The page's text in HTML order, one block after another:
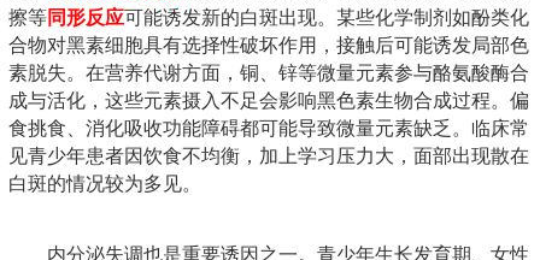
擦等同形反应可能诱发新的白斑出现。某些化学制剂如酚类化
合物对黑素细胞具有选择性破坏作用，接触后可能诱发局部色
素脱失。在营养代谢方面，铜、锌等微量元素参与酪氨酸酶合
成与活化，这些元素摄入不足会影响黑色素生物合成过程。偏
食挑食、消化吸收功能障碍都可能导致微量元素缺乏。临床常
见青少年患者因饮食不均衡，加上学习压力大，面部出现散在
白斑的情况较为多见。
内分泌失调也是重要诱因之一。青少年生长发育期、女性